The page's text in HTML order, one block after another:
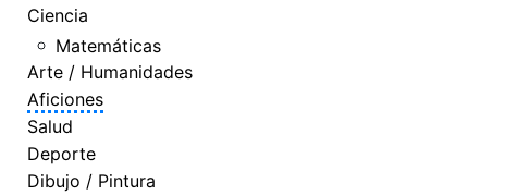
Ciencia
Matemáticas
Arte / Humanidades
Aficiones
Salud
Deporte
Dibujo / Pintura